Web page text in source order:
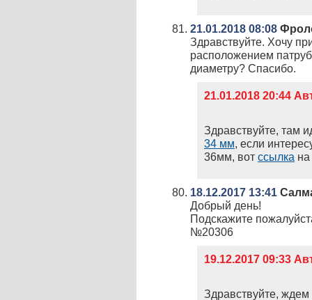
21.01.2018 08:08
Здравствуйте. Хочу
расположением
диаметру? Спасибо.
21.01.2018 20:44
Здравствуйте, там
34 мм, если
36мм, вот ссылка на
18.12.2017 13:41
Добрый день!
Подскажите
№20306
19.12.2017 09:33
Здравствуйте, ждем